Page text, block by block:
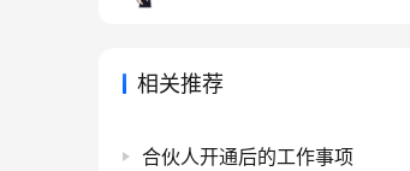
相关推荐
合伙人开通后的工作事项